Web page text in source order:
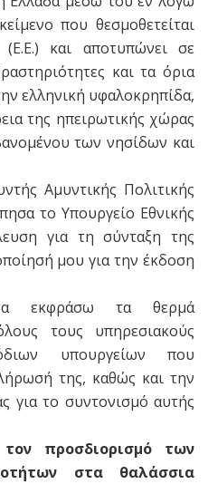
που θεσμοθετείται
και αποτυπώνει σε
και τα όρια
ελληνική υφαλοκρηπίδα,
της ηπειρωτικής χώρας
των νησίδων και
Αμυντικής Πολιτικής
το Υπουργείο Εθνικής
για τη σύνταξη της
μου για την έκδοση
εκφράσω τα θερμά
τους υπηρεσιακούς
υπουργείων που
της, καθώς και την
για το συντονισμό αυτής
προσδιορισμό των
στα θαλάσσια